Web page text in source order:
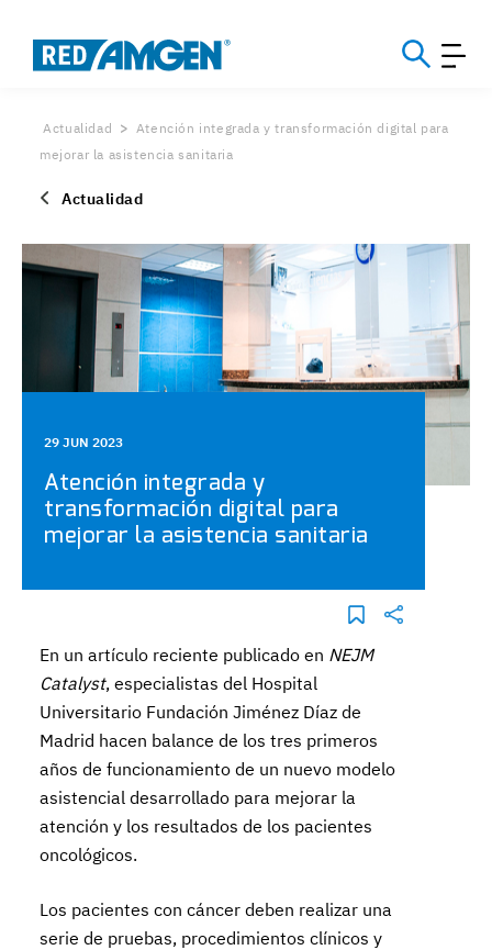
Actualidad
Atención integrada y transformación digital para
mejorar la asistencia sanitaria
Actualidad
29 JUN 2023
Atención integrada y
transformación digital para
mejorar la asistencia sanitaria
En un artículo reciente publicado en NEJM
Catalyst, especialistas del Hospital
Universitario Fundación Jiménez Díaz de
Madrid hacen balance de los tres primeros
años de funcionamiento de un nuevo modelo
asistencial desarrollado para mejorar la
atención y los resultados de los pacientes
oncológicos.
Los pacientes con cáncer deben realizar una
serie de pruebas, procedimientos clínicos y